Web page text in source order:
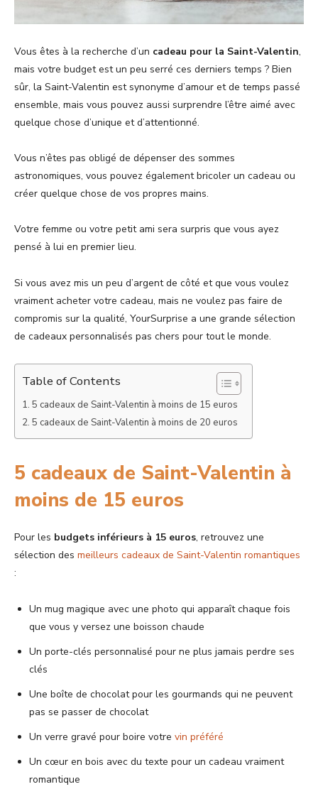
Vous êtes à la recherche d’un cadeau pour la Saint-Valentin,
mais votre budget est un peu serré ces derniers temps ? Bien
sûr, la Saint-Valentin est synonyme d’amour et de temps passé
ensemble, mais vous pouvez aussi surprendre l’être aimé avec
quelque chose d’unique et d’attentionné.
Vous n’êtes pas obligé de dépenser des sommes
astronomiques, vous pouvez également bricoler un cadeau ou
créer quelque chose de vos propres mains.
Votre femme ou votre petit ami sera surpris que vous ayez
pensé à lui en premier lieu.
Si vous avez mis un peu d’argent de côté et que vous voulez
vraiment acheter votre cadeau, mais ne voulez pas faire de
compromis sur la qualité, YourSurprise a une grande sélection
de cadeaux personnalisés pas chers pour tout le monde.
Table of Contents
5 cadeaux de Saint-Valentin à moins de 15 euros
5 cadeaux de Saint-Valentin à moins de 20 euros
5 cadeaux de Saint-Valentin à
moins de 15 euros
Pour les budgets inférieurs à 15 euros, retrouvez une
sélection des meilleurs cadeaux de Saint-Valentin romantiques
:
Un mug magique avec une photo qui apparaît chaque fois
que vous y versez une boisson chaude
Un porte-clés personnalisé pour ne plus jamais perdre ses
clés
Une boîte de chocolat pour les gourmands qui ne peuvent
pas se passer de chocolat
Un verre gravé pour boire votre vin préféré
Un cœur en bois avec du texte pour un cadeau vraiment
romantique